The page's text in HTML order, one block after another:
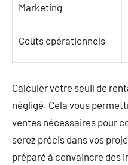
Marketing
Coûts opérationnels
Calculer votre seuil de
négligé. Cela vous
ventes nécessaires pour
serez précis dans vos
préparé à convaincre des